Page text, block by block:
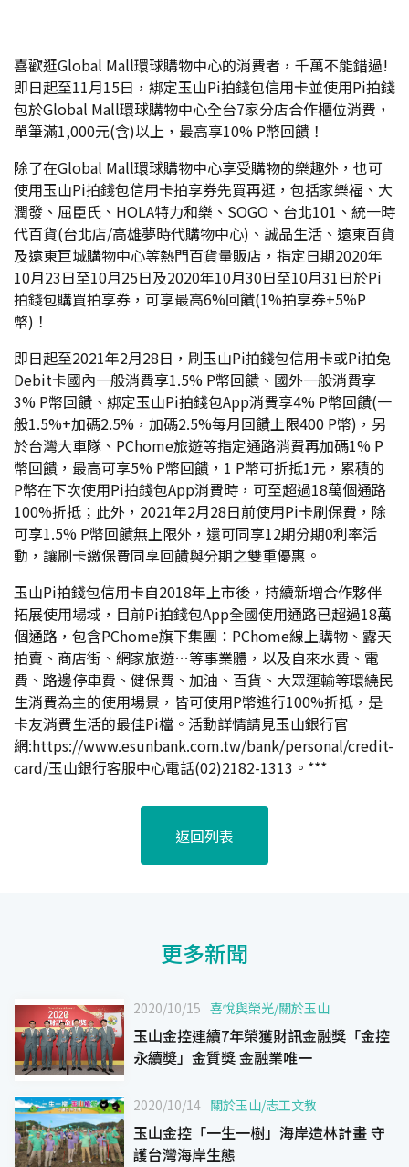
喜歡逛Global Mall環球購物中心的消費者，千萬不能錯過!
即日起至11月15日，綁定玉山Pi拍錢包信用卡並使用Pi拍錢
包於Global Mall環球購物中心全台7家分店合作櫃位消費，
單筆滿1,000元(含)以上，最高享10% P幣回饋！
除了在Global Mall環球購物中心享受購物的樂趣外，也可
使用玉山Pi拍錢包信用卡拍享券先買再逛，包括家樂福、大
潤發、屈臣氏、HOLA特力和樂、SOGO、台北101、統一時
代百貨(台北店/高雄夢時代購物中心)、誠品生活、遠東百貨
及遠東巨城購物中心等熱門百貨量販店，指定日期2020年
10月23日至10月25日及2020年10月30日至10月31日於Pi
拍錢包購買拍享券，可享最高6%回饋(1%拍享券+5%P
幣)！
即日起至2021年2月28日，刷玉山Pi拍錢包信用卡或Pi拍兔
Debit卡國內一般消費享1.5% P幣回饋、國外一般消費享
3% P幣回饋、綁定玉山Pi拍錢包App消費享4% P幣回饋(一
般1.5%+加碼2.5%，加碼2.5%每月回饋上限400 P幣)，另
於台灣大車隊、PChome旅遊等指定通路消費再加碼1% P
幣回饋，最高可享5% P幣回饋，1 P幣可折抵1元，累積的
P幣在下次使用Pi拍錢包App消費時，可至超過18萬個通路
100%折抵；此外，2021年2月28日前使用Pi卡刷保費，除
可享1.5% P幣回饋無上限外，還可同享12期分期0利率活
動，讓刷卡繳保費同享回饋與分期之雙重優惠。
玉山Pi拍錢包信用卡自2018年上市後，持續新增合作夥伴
拓展使用場域，目前Pi拍錢包App全國使用通路已超過18萬
個通路，包含PChome旗下集團：PChome線上購物、露天
拍賣、商店街、網家旅遊…等事業體，以及自來水費、電
費、路邊停車費、健保費、加油、百貨、大眾運輸等環繞民
生消費為主的使用場景，皆可使用P幣進行100%折抵，是
卡友消費生活的最佳Pi檔。活動詳情請見玉山銀行官
網:https://www.esunbank.com.tw/bank/personal/credit-
card/玉山銀行客服中心電話(02)2182-1313。***
返回列表
更多新聞
2020/10/15 喜悅與榮光/關於玉山
玉山金控連續7年榮獲財訊金融獎「金控
永續奬」金質獎 金融業唯一
2020/10/14 關於玉山/志工文教
玉山金控「一生一樹」海岸造林計畫 守
護台灣海岸生態